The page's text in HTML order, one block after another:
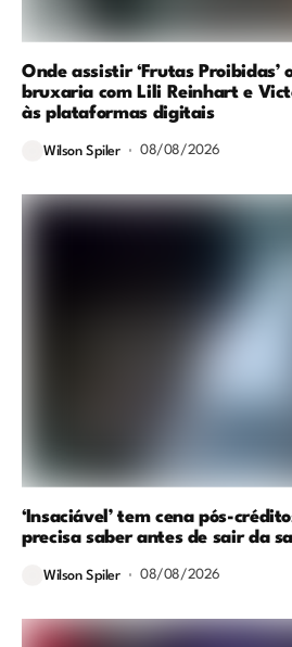
Onde assistir ‘Frutas Proibidas’
bruxaria com Lili Reinhart e
às plataformas digitais
Wilson Spiler 08/08/2026
‘Insaciável’ tem cena pós-
precisa saber antes de sair da
Wilson Spiler 08/08/2026